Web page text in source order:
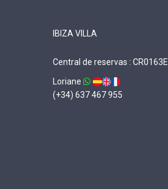
IBIZA VILLA
Central de reservas : CR0163E
Loriane
(+34) 637 467 955